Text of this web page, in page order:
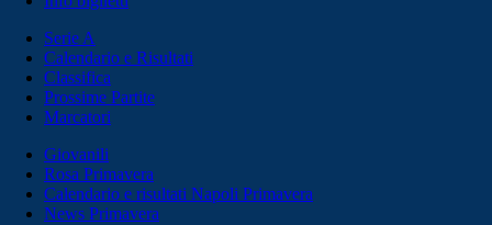
Serie A
Calendario e Risultati
Classifica
Prossime Partite
Marcatori
Giovanili
Rosa Primavera
Calendario e risultati Napoli Primavera
News Primavera